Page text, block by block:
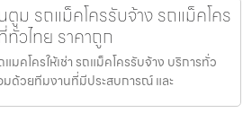
ตูม รถแม็คโครรับจ้าง รถแม็คโคร
วไทย ราคาถูก
มคโครให้เช่า รถแม็คโครรับจ้าง บริการทั่ว
มด้วยทีมงานที่มีประสบการณ์ และ